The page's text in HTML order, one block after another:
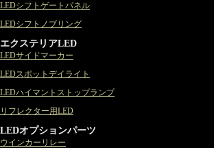
LEDシフトゲートパネル
LEDシフトノブリング
エクステリアLED
LEDサイドマーカー
LEDスポットデイライト
LEDハイマントストップランプ
リフレクター用LED
LEDオプションパーツ
ウインカーリレー